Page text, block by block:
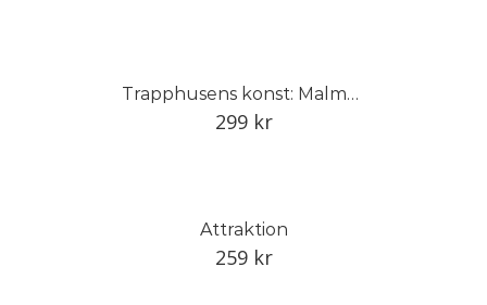
Trapphusens konst: Malmö 1930–1940
299 kr
Attraktion
259 kr